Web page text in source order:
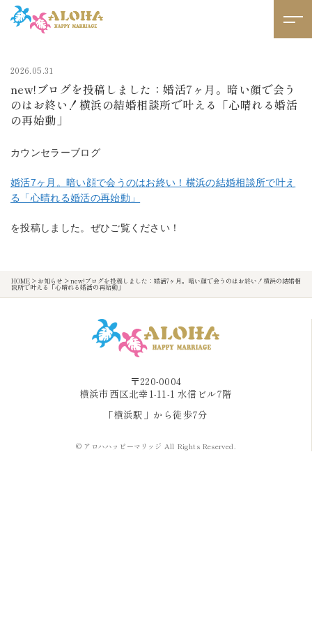
2026.05.31
new!ブログを投稿しました：婚活7ヶ月。暗い顔で会う
のはお終い！横浜の結婚相談所で叶える「心晴れる婚活
の再始動」
カウンセラーブログ
婚活7ヶ月。暗い顔で会うのはお終い！横浜の結婚相談所で叶え
る「心晴れる婚活の再始動」
を投稿しました。ぜひご覧ください！
HOME> お知らせ >new!ブログを投稿しました：婚活7ヶ月。暗い顔で会うのはお終い！横浜の結婚相
談所で叶える「心晴れる婚活の再始動」
〒220-0004
横浜市西区北幸1-11-1 水信ビル7階
「横浜駅」から徒歩7分
© アロハハッピーマリッジ All Rights Reserved.